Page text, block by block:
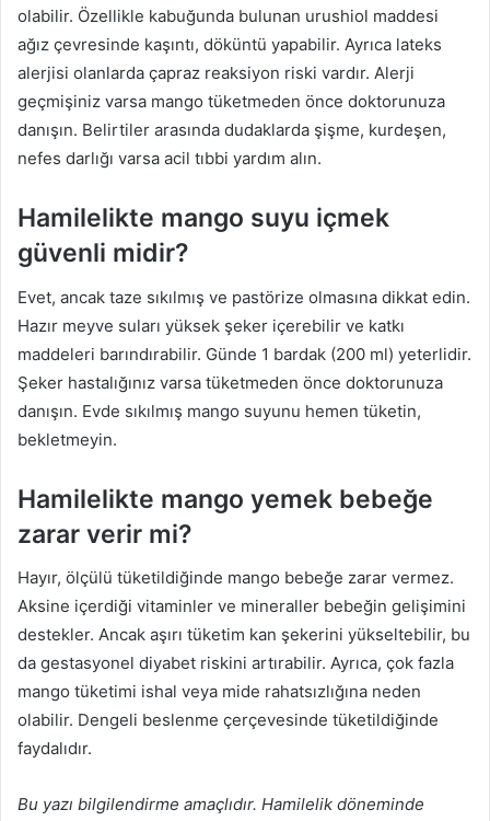
olabilir. Özellikle kabuğunda bulunan urushiol maddesi
ağız çevresinde kaşıntı, döküntü yapabilir. Ayrıca lateks
alerjisi olanlarda çapraz reaksiyon riski vardır. Alerji
geçmişiniz varsa mango tüketmeden önce doktorunuza
danışın. Belirtiler arasında dudaklarda şişme, kurdeşen,
nefes darlığı varsa acil tıbbi yardım alın.
Hamilelikte mango suyu içmek
güvenli midir?
Evet, ancak taze sıkılmış ve pastörize olmasına dikkat edin.
Hazır meyve suları yüksek şeker içerebilir ve katkı
maddeleri barındırabilir. Günde 1 bardak (200 ml) yeterlidir.
Şeker hastalığınız varsa tüketmeden önce doktorunuza
danışın. Evde sıkılmış mango suyunu hemen tüketin,
bekletmeyin.
Hamilelikte mango yemek bebeğe
zarar verir mi?
Hayır, ölçülü tüketildiğinde mango bebeğe zarar vermez.
Aksine içerdiği vitaminler ve mineraller bebeğin gelişimini
destekler. Ancak aşırı tüketim kan şekerini yükseltebilir, bu
da gestasyonel diyabet riskini artırabilir. Ayrıca, çok fazla
mango tüketimi ishal veya mide rahatsızlığına neden
olabilir. Dengeli beslenme çerçevesinde tüketildiğinde
faydalıdır.
Bu yazı bilgilendirme amaçlıdır. Hamilelik döneminde